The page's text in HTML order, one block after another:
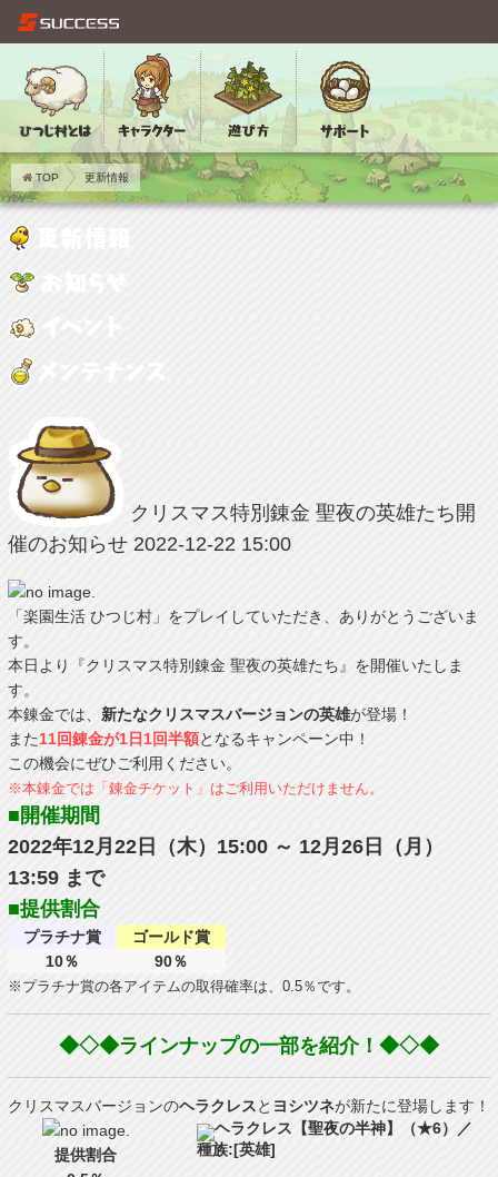
TOP 更新情報
クリスマス特別錬金 聖夜の英雄たち開
催のお知らせ 2022-12-22 15:00
「楽園生活 ひつじ村」をプレイしていただき、ありがとうございま
す。
本日より『クリスマス特別錬金 聖夜の英雄たち』を開催いたしま
す。
本錬金では、 新たなクリスマスバージョンの英雄が登場！
また11回錬金が1日1回半額となるキャンペーン中！
この機会にぜひご利用ください。
※本錬金では「錬金チケット」はご利用いただけません。
■開催期間
2022年12月22日（木）15:00 ～ 12月26日（月）
13:59 まで
■提供割合
プラチナ賞
ゴールド賞
10％
90％
※プラチナ賞の各アイテムの取得確率は、0.5％です。
◆◇◆ラインナップの一部を紹介！◆◇◆
クリスマスバージョンのヘラクレスと ヨシツネが新たに登場します！
提供割合
ヘラクレス【聖夜の半神】（★6）／
種族:[英雄]